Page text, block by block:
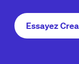
Essayez